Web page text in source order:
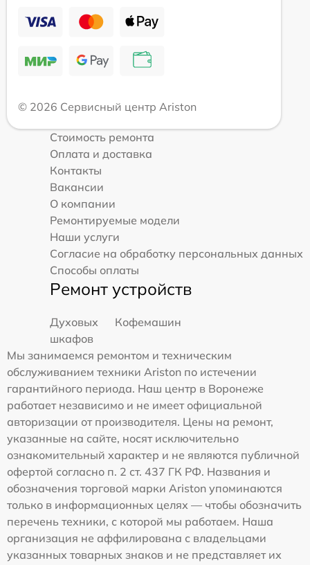
© 2026 Сервисный центр Ariston
Стоимость ремонта
Оплата и доставка
Контакты
Вакансии
О компании
Ремонтируемые модели
Наши услуги
Согласие на обработку персональных данных
Способы оплаты
Ремонт устройств
Духовых
шкафов
Кофемашин
Мы занимаемся ремонтом и техническим
обслуживанием техники Ariston по истечении
гарантийного периода. Наш центр в Воронеже
работает независимо и не имеет официальной
авторизации от производителя. Цены на ремонт,
указанные на сайте, носят исключительно
ознакомительный характер и не являются публичной
офертой согласно п. 2 ст. 437 ГК РФ. Названия и
обозначения торговой марки Ariston упоминаются
только в информационных целях — чтобы обозначить
перечень техники, с которой мы работаем. Наша
организация не аффилирована с владельцами
указанных товарных знаков и не представляет их